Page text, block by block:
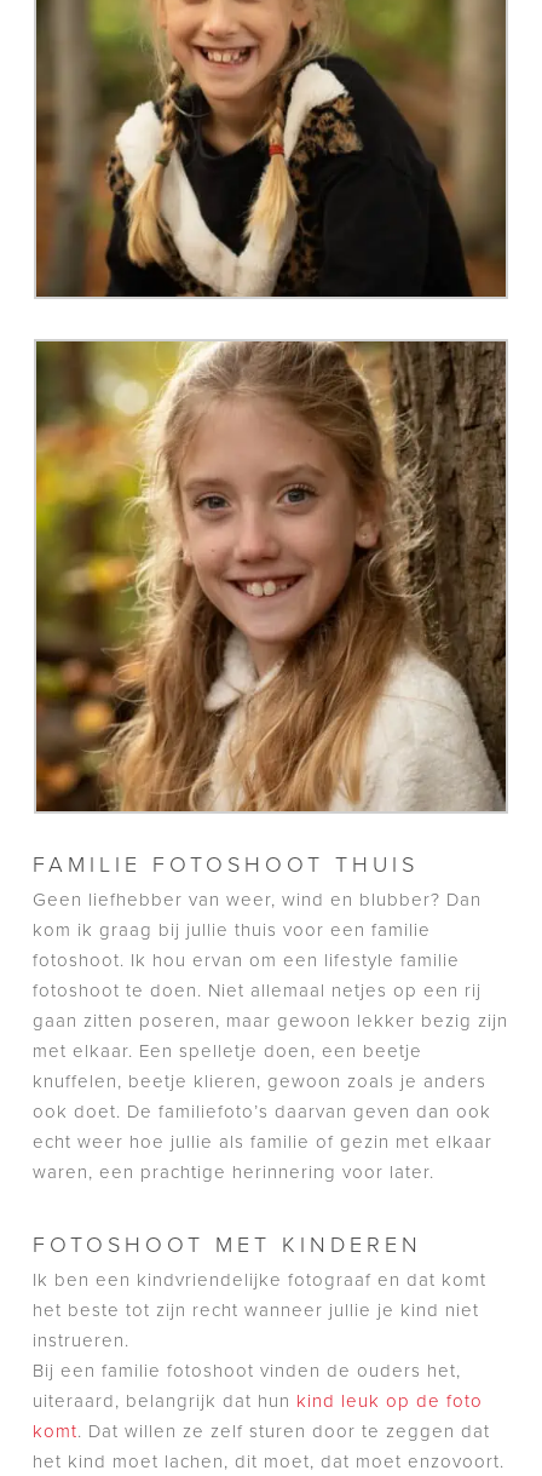
FAMILIE FOTOSHOOT THUIS
Geen liefhebber van weer, wind en blubber? Dan
kom ik graag bij jullie thuis voor een familie
fotoshoot. Ik hou ervan om een lifestyle familie
fotoshoot te doen. Niet allemaal netjes op een rij
gaan zitten poseren, maar gewoon lekker bezig zijn
met elkaar. Een spelletje doen, een beetje
knuffelen, beetje klieren, gewoon zoals je anders
ook doet. De familiefoto’s daarvan geven dan ook
echt weer hoe jullie als familie of gezin met elkaar
waren, een prachtige herinnering voor later.
FOTOSHOOT MET KINDEREN
Ik ben een kindvriendelijke fotograaf en dat komt
het beste tot zijn recht wanneer jullie je kind niet
instrueren.
Bij een familie fotoshoot vinden de ouders het,
uiteraard, belangrijk dat hun kind leuk op de foto
komt. Dat willen ze zelf sturen door te zeggen dat
het kind moet lachen, dit moet, dat moet enzovoort.